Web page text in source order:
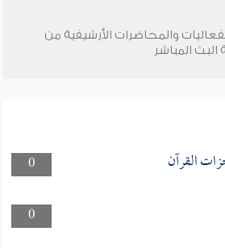
والمحاضرات الأرشيفية من
المباشر
0 القرآن
0